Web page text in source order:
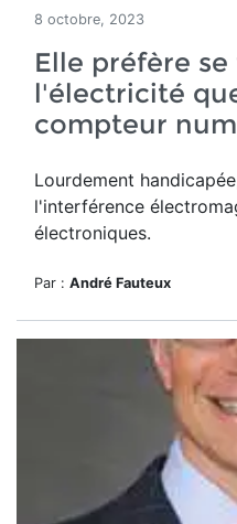
8 octobre, 2023
Elle préfère
l'électricité
compteur
Lourdement
l'interférence
électroniques.
Par : André Fauteux